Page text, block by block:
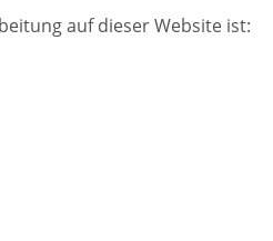
auf dieser Website ist: